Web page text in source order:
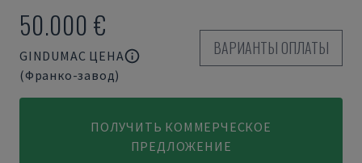
50.000 €
GINDUMAC ЦЕНА
(Франко-завод)
ВАРИАНТЫ ОПЛАТЫ
ПОЛУЧИТЬ КОММЕРЧЕСКОЕ
ПРЕДЛОЖЕНИЕ